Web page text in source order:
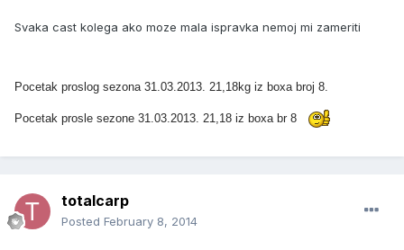
Svaka cast kolega ako moze mala ispravka nemoj mi zameriti
Pocetak proslog sezona 31.03.2013. 21,18kg iz boxa broj 8.
Pocetak prosle sezone 31.03.2013. 21,18 iz boxa br 8
totalcarp
Posted February 8, 2014